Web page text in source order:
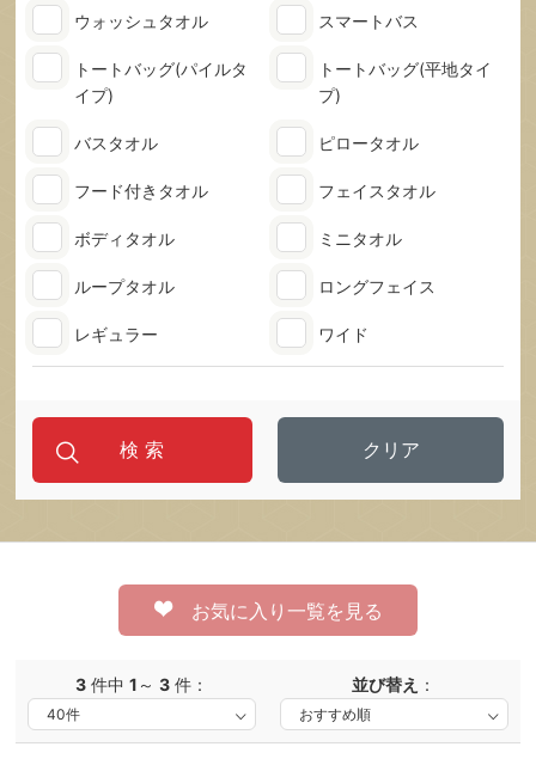
ウォッシュタオル スマートバス
トートバッグ(パイルタ
イプ)
トートバッグ(平地タイ
プ)
バスタオル ピロータオル
フード付きタオル フェイスタオル
ボディタオル ミニタオル
ループタオル ロングフェイス
レギュラー ワイド
クリア
お気に入り一覧を見る
3 件中1 ～3 件： 並び替え ：